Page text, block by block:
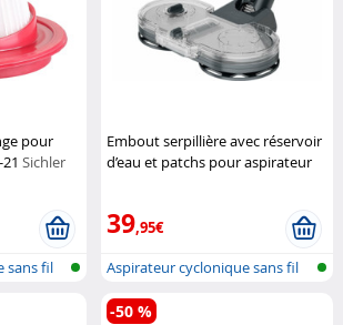
pour
Sichler
sans fil
Embout serpillière avec réservoir
d’eau et patchs pour aspirateur
39,95€
Aspirateur cyclonique sans fil
pour...
-50 %